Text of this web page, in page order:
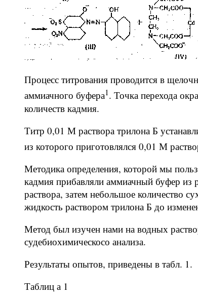
Процесс титрования проводится в
аммиачного буфера1. Точка перехода
количеств кадмия.
Титр 0,01 М раствора трилона Б
из которого приготовлялся 0,01 М
Методика определения, которой мы
кадмия прибавляли аммиачный буфер из
раствора, затем небольшое количество
жидкость раствором трилона Б до
Метод был изучен нами на водных
судебиохимическосо анализа.
Результаты опытов, приведены в табл. 1.
Таблиц а 1